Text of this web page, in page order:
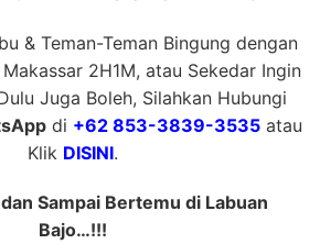
& Teman-Teman Bingung dengan
2H1M, atau Sekedar Ingin
Juga Boleh, Silahkan Hubungi
di +62 853-3839-3535atau
Klik DISINI.
Sampai Bertemu di Labuan
Bajo…!!!